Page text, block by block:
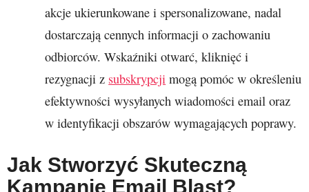
akcje ukierunkowane i spersonalizowane, nadal
dostarczają cennych informacji o zachowaniu
odbiorców. Wskaźniki otwarć, kliknięć i
rezygnacji z subskrypcji mogą pomóc w określeniu
efektywności wysyłanych wiadomości email oraz
w identyfikacji obszarów wymagających poprawy.
Jak Stworzyć Skuteczną
Kampanię Email Blast?